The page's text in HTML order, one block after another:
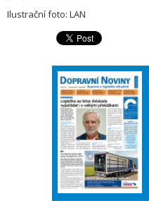
Ilustrační foto: LAN